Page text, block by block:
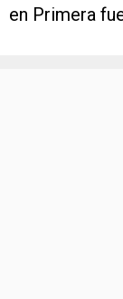
en Primera